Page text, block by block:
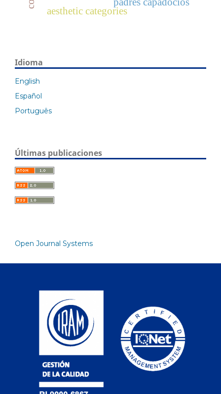
aesthetic categories
Idioma
English
Español
Português
Últimas publicaciones
Open Journal Systems